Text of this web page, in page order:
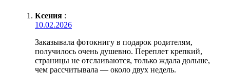
Ксения :
10.02.2026
Заказывала фотокнигу в подарок родителям,
получилось очень душевно. Переплет крепкий,
страницы не отслаиваются, только ждала дольше,
чем рассчитывала — около двух недель.